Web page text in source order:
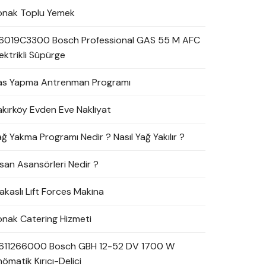
Toplu Yemek
Bosch Professional GAS 55 M AFC
Süpürge
Yapma Antrenman Programı
Evden Eve Nakliyat
Yakma Programı Nedir ? Nasıl Yağ Yakılır ?
Asansörleri Nedir ?
Lift Forces Makina
Catering Hizmeti
Bosch GBH 12-52 DV 1700 W
Kırıcı-Delici